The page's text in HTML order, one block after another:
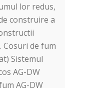
lor redus,
construire a
de fum
Sistemul
AG-DW
AG-DW